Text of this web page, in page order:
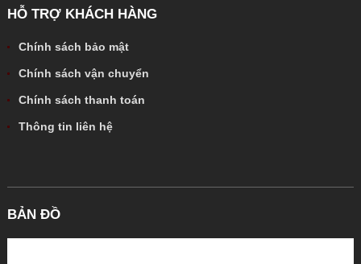
HỖ TRỢ KHÁCH HÀNG
Chính sách bảo mật
Chính sách vận chuyển
Chính sách thanh toán
Thông tin liên hệ
BẢN ĐỒ